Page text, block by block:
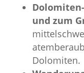
und zum
Dolomiten.